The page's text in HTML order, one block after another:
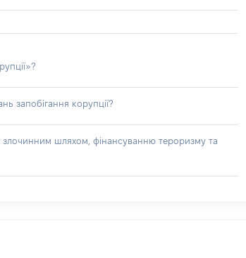
запобігання корупції?
злочинним шляхом, фінансуванню тероризму та